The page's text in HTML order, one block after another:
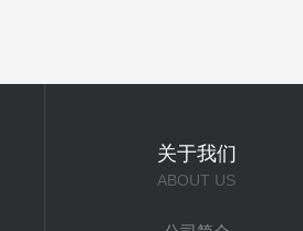
关于我们
ABOUT US